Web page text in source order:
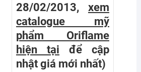
28/02/2013, xem
catalogue mỹ
phẩm Oriflame
hiện tại
để cập
nhật giá mới nhất)